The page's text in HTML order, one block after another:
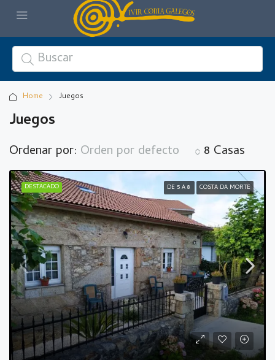
Home Juegos
Juegos
8 Casas
Ordenar por: Orden por defecto
DESTACADO DE 5 A 8 COSTA DA MORTE